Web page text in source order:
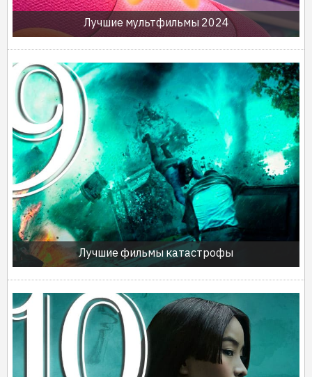
Лучшие мультфильмы 2024
Лучшие фильмы катастрофы